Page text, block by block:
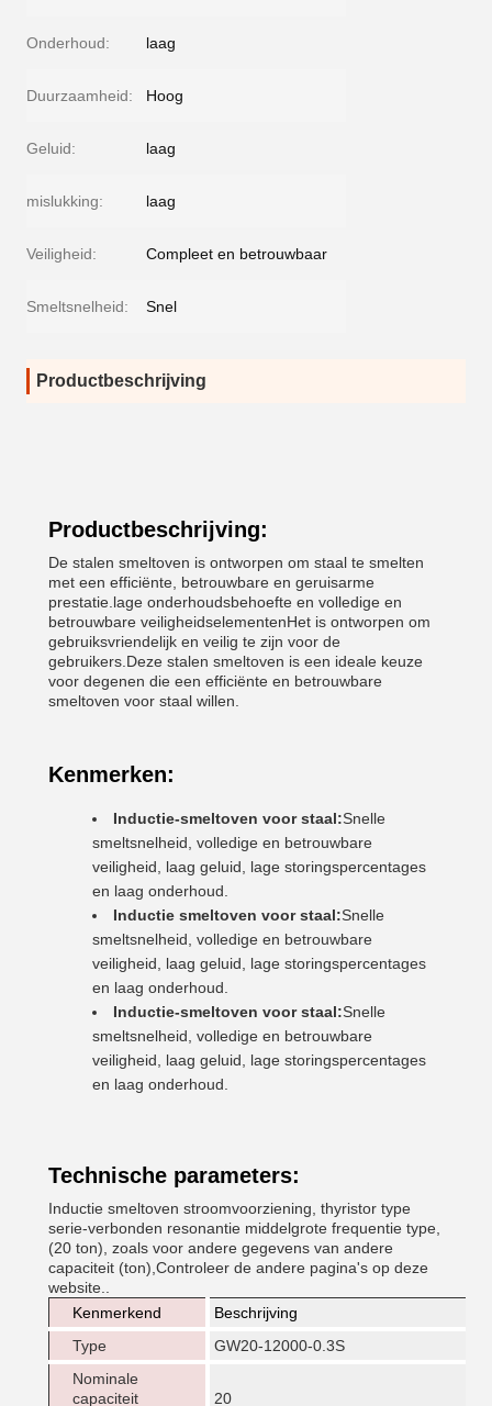
Onderhoud: laag
Duurzaamheid: Hoog
Geluid: laag
mislukking: laag
Veiligheid: Compleet en betrouwbaar
Smeltsnelheid: Snel
Productbeschrijving
Productbeschrijving:
De stalen smeltoven is ontworpen om staal te smelten
met een efficiënte, betrouwbare en geruisarme
prestatie.lage onderhoudsbehoefte en volledige en
betrouwbare veiligheidselementenHet is ontworpen om
gebruiksvriendelijk en veilig te zijn voor de
gebruikers.Deze stalen smeltoven is een ideale keuze
voor degenen die een efficiënte en betrouwbare
smeltoven voor staal willen.
Kenmerken:
Inductie-smeltoven voor staal:Snelle
smeltsnelheid, volledige en betrouwbare
veiligheid, laag geluid, lage storingspercentages
en laag onderhoud.
Inductie smeltoven voor staal:Snelle
smeltsnelheid, volledige en betrouwbare
veiligheid, laag geluid, lage storingspercentages
en laag onderhoud.
Inductie-smeltoven voor staal:Snelle
smeltsnelheid, volledige en betrouwbare
veiligheid, laag geluid, lage storingspercentages
en laag onderhoud.
Technische parameters:
Inductie smeltoven stroomvoorziening, thyristor type
serie-verbonden resonantie middelgrote frequentie type,
(20 ton), zoals voor andere gegevens van andere
capaciteit (ton),Controleer de andere pagina's op deze
website..
Kenmerkend
Beschrijving
Type
GW20-12000-0.3S
Nominale
capaciteit
20